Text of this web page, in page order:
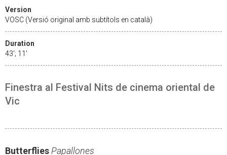
Version
VOSC (Versió original amb subtítols en català)
Duration
43'; 11'
Finestra al Festival Nits de cinema oriental de
Vic
Butterflies Papallones